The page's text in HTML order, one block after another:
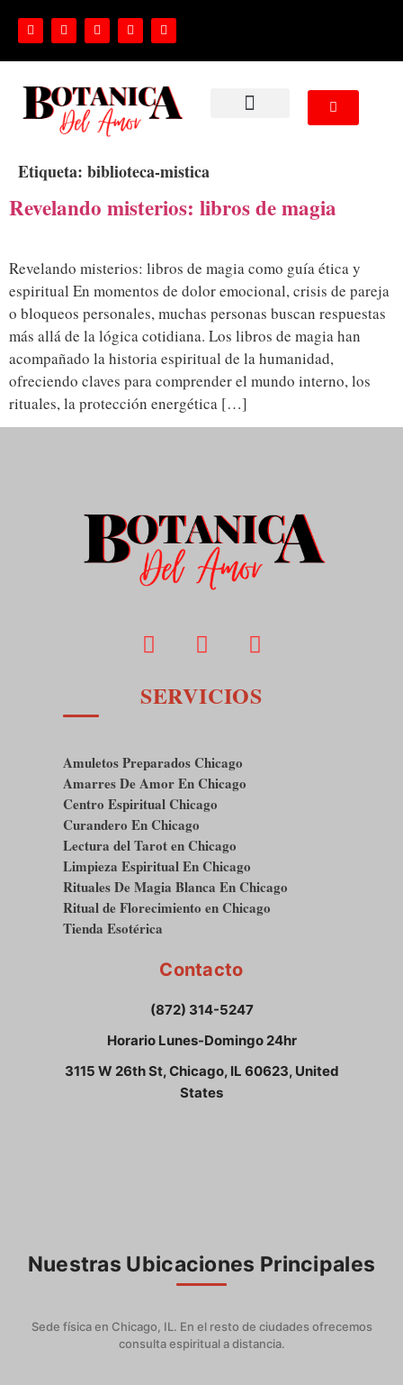
Etiqueta: biblioteca-mistica
Revelando misterios: libros de magia
Revelando misterios: libros de magia como guía ética y
espiritual En momentos de dolor emocional, crisis de pareja
o bloqueos personales, muchas personas buscan respuestas
más allá de la lógica cotidiana. Los libros de magia han
acompañado la historia espiritual de la humanidad,
ofreciendo claves para comprender el mundo interno, los
rituales, la protección energética […]
SERVICIOS
Amuletos Preparados Chicago
Amarres De Amor En Chicago
Centro Espiritual Chicago
Curandero En Chicago
Lectura del Tarot en Chicago
Limpieza Espiritual En Chicago
Rituales De Magia Blanca En Chicago
Ritual de Florecimiento en Chicago
Tienda Esotérica
Contacto
(872) 314-5247
Horario Lunes-Domingo 24hr
3115 W 26th St, Chicago, IL 60623, United
States
Nuestras Ubicaciones Principales
Sede física en Chicago, IL. En el resto de ciudades ofrecemos
consulta espiritual a distancia.